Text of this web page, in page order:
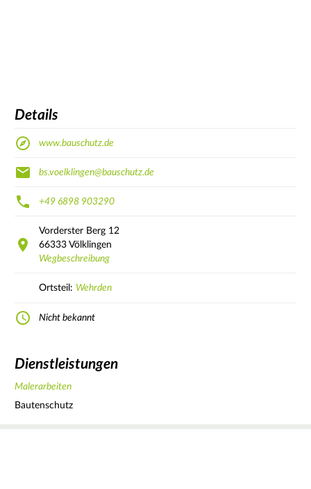
Details
www.bauschutz.de
bs.voelklingen@bauschutz.de
+49 6898 903290
Vorderster Berg 12
66333 Völklingen
Wegbeschreibung
Ortsteil: Wehrden
Nicht bekannt
Dienstleistungen
Malerarbeiten
Bautenschutz